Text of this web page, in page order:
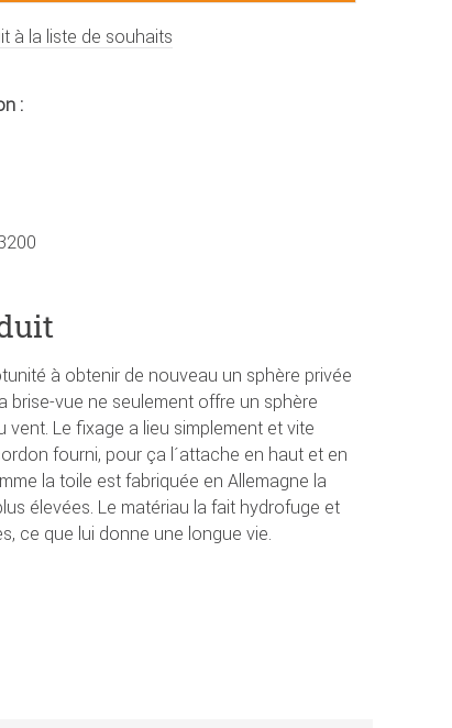
à la liste de souhaits
:
à obtenir de nouveau un sphère privée
brise-vue ne seulement offre un sphère
Le fixage a lieu simplement et vite
fourni, pour ça l´attache en haut et en
la toile est fabriquée en Allemagne la
élevées. Le matériau la fait hydrofuge et
ce que lui donne une longue vie.